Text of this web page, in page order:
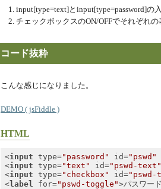
input[type=text]とinput[type=password]の
チェックボックスのON/OFFでそれぞれ
コード抜粋
こんな感じになりました。
DEMO ( jsFiddle )
HTML
<input type="password" id="pswd"
<input type="text" id="pswd-text"
<input type="checkbox" id="pswd-
<label for="pswd-toggle">パスワー